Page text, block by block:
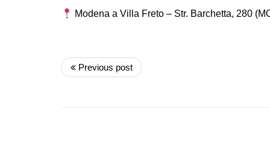
Modena a Villa Freto – Str. Barchetta, 280
Previous post